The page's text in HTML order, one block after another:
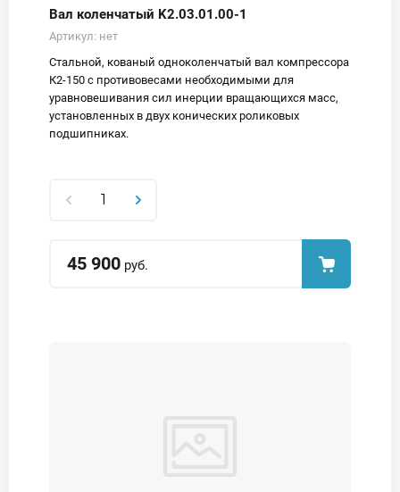
Вал коленчатый K2.03.01.00-1
Артикул: нет
Стальной, кованый одноколенчатый вал компрессора
К2-150 с противовесами необходимыми для
уравновешивания сил инерции вращающихся масс,
установленных в двух конических роликовых
подшипниках.
45 900 руб.